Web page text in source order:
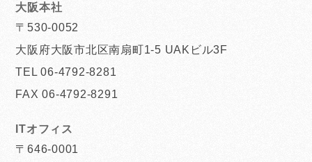
大阪本社
〒530-0052
大阪府大阪市北区南扇町1-5 UAKビル3F
TEL 06-4792-8281
FAX 06-4792-8291
ITオフィス
〒646-0001